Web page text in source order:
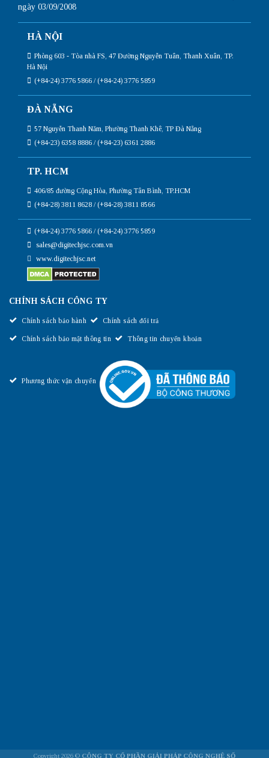
ngày 03/09/2008
HÀ NỘI
Phòng 603 - Tòa nhà FS, 47 Đường Nguyễn Tuân, Thanh Xuân, TP.
Hà Nội
(+84-24) 3776 5866 / (+84-24) 3776 5859
ĐÀ NẴNG
57 Nguyễn Thanh Năm, Phường Thanh Khê, TP Đà Nẵng
(+84-23) 6358 8886 / (+84-23) 6361 2886
TP. HCM
406/85 đường Cộng Hòa, Phường Tân Bình, TP.HCM
(+84-28) 3811 8628 / (+84-28) 3811 8566
(+84-24) 3776 5866 / (+84-24) 3776 5859
sales@digitechjsc.com.vn
www.digitechjsc.net
CHÍNH SÁCH CÔNG TY
Chính sách bảo hành Chính sách đổi trả
Chính sách bảo mật thông tin Thông tin chuyển khoản
Phương thức vận chuyển
Copyright 2026 © CÔNG TY CỔ PHẦN GIẢI PHÁP CÔNG NGHỆ SỐ